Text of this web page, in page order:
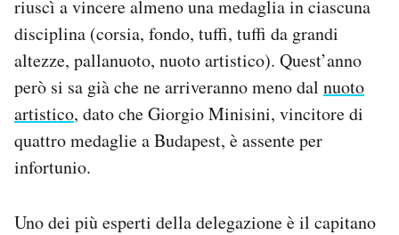
riuscì a vincere almeno una medaglia in ciascuna
disciplina (corsia, fondo, tuffi, tuffi da grandi
altezze, pallanuoto, nuoto artistico). Quest’anno
però si sa già che ne arriveranno meno dal nuoto
artistico, dato che Giorgio Minisini, vincitore di
quattro medaglie a Budapest, è assente per
infortunio.
Uno dei più esperti della delegazione è il capitano